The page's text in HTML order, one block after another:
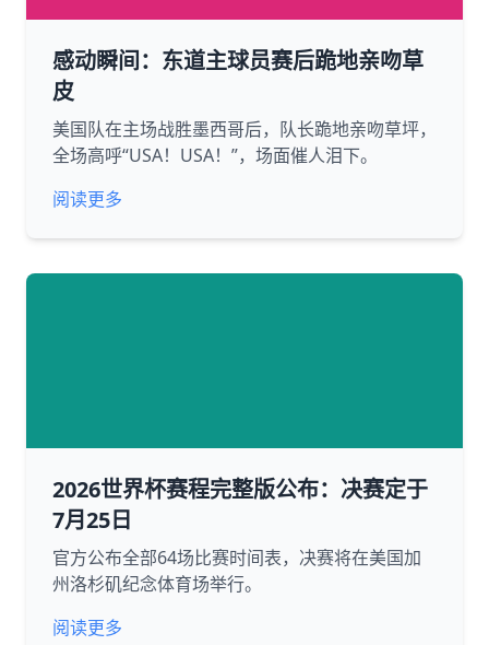
感动瞬间：东道主球员赛后跪地亲吻草
皮
美国队在主场战胜墨西哥后，队长跪地亲吻草坪，
全场高呼“USA！USA！”，场面催人泪下。
阅读更多
2026世界杯赛程完整版公布：决赛定于
7月25日
官方公布全部64场比赛时间表，决赛将在美国加
州洛杉矶纪念体育场举行。
阅读更多